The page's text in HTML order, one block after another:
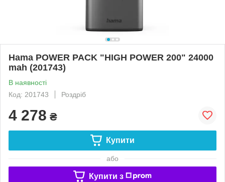
Hama POWER PACK "HIGH POWER 200" 24000
mah (201743)
В наявності
Код: 201743
Роздріб
4 278 ₴
Купити
або
Купити з